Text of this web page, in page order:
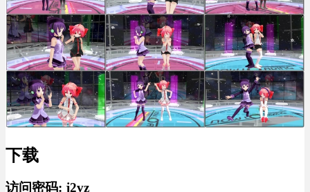
下载
访问密码: j2vz